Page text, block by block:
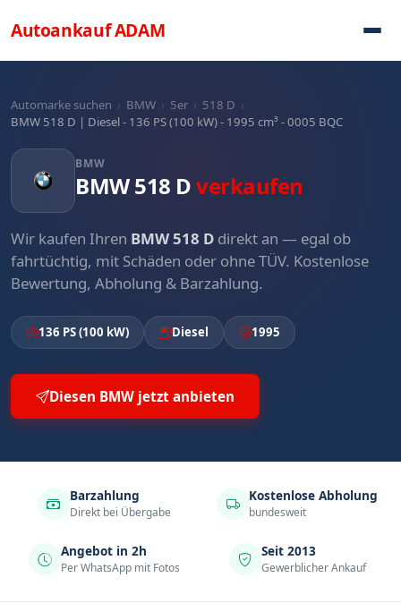
AutoankaufADAM
Automarke suchen › BMW › 5er › 518 D ›
BMW 518 D | Diesel - 136 PS (100 kW) - 1995 cm³ - 0005 BQC
BMW
BMW 518 Dverkaufen
Wir kaufen Ihren BMW 518 D direkt an — egal ob
fahrtüchtig, mit Schäden oder ohne TÜV. Kostenlose
Bewertung, Abholung & Barzahlung.
136 PS (100 kW) Diesel 1995
Diesen BMW jetzt anbieten
Barzahlung
Direkt bei Übergabe
Kostenlose Abholung
bundesweit
Angebot in 2h
Per WhatsApp mit Fotos
Seit 2013
Gewerblicher Ankauf